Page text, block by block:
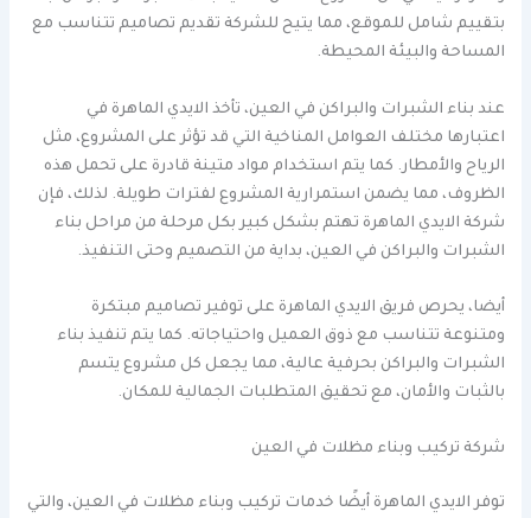
بتقييم شامل للموقع، مما يتيح للشركة تقديم تصاميم تتناسب مع
المساحة والبيئة المحيطة.
عند بناء الشبرات والبراكن في العين، تأخذ الايدي الماهرة في
اعتبارها مختلف العوامل المناخية التي قد تؤثر على المشروع، مثل
الرياح والأمطار. كما يتم استخدام مواد متينة قادرة على تحمل هذه
الظروف، مما يضمن استمرارية المشروع لفترات طويلة. لذلك، فإن
شركة الايدي الماهرة تهتم بشكل كبير بكل مرحلة من مراحل بناء
الشبرات والبراكن في العين، بداية من التصميم وحتى التنفيذ.
أيضا، يحرص فريق الايدي الماهرة على توفير تصاميم مبتكرة
ومتنوعة تتناسب مع ذوق العميل واحتياجاته. كما يتم تنفيذ بناء
الشبرات والبراكن بحرفية عالية، مما يجعل كل مشروع يتسم
بالثبات والأمان، مع تحقيق المتطلبات الجمالية للمكان.
شركة تركيب وبناء مظلات في العين
توفر الايدي الماهرة أيضًا خدمات تركيب وبناء مظلات في العين، والتي